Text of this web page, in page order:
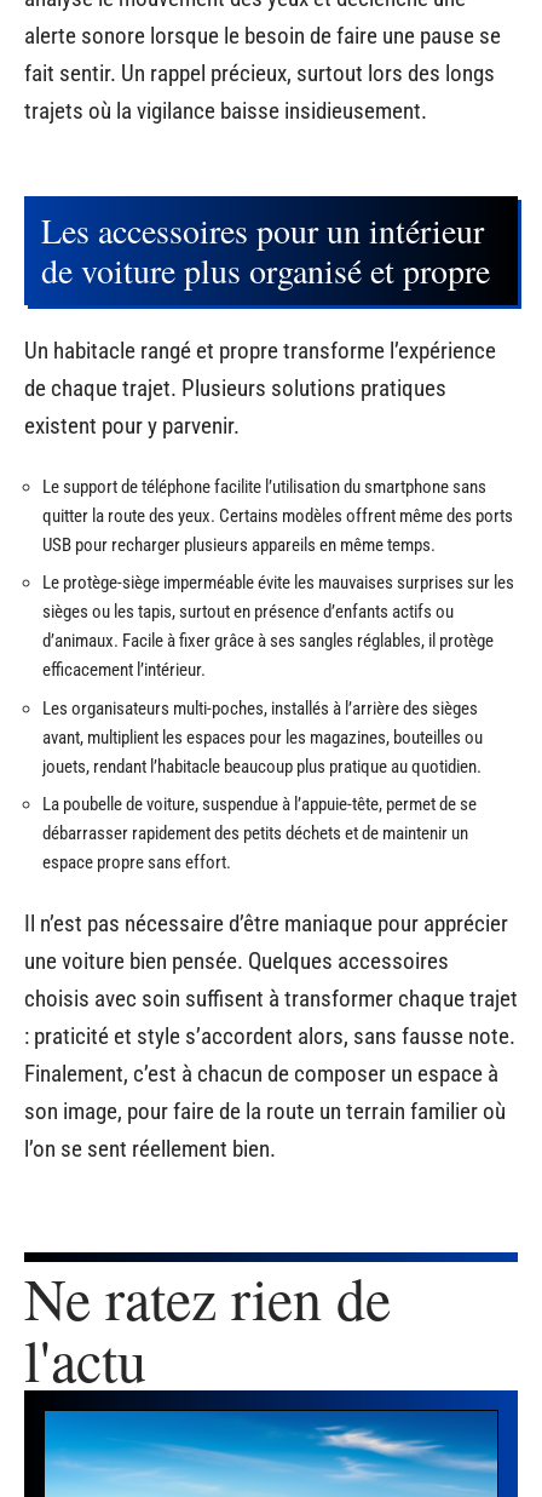
alerte sonore lorsque le besoin de faire une pause se
fait sentir. Un rappel précieux, surtout lors des longs
trajets où la vigilance baisse insidieusement.
Les accessoires pour un intérieur
de voiture plus organisé et propre
Un habitacle rangé et propre transforme l’expérience
de chaque trajet. Plusieurs solutions pratiques
existent pour y parvenir.
Le support de téléphone facilite l’utilisation du smartphone sans
quitter la route des yeux. Certains modèles offrent même des ports
USB pour recharger plusieurs appareils en même temps.
Le protège-siège imperméable évite les mauvaises surprises sur les
sièges ou les tapis, surtout en présence d’enfants actifs ou
d’animaux. Facile à fixer grâce à ses sangles réglables, il protège
efficacement l’intérieur.
Les organisateurs multi-poches, installés à l’arrière des sièges
avant, multiplient les espaces pour les magazines, bouteilles ou
jouets, rendant l’habitacle beaucoup plus pratique au quotidien.
La poubelle de voiture, suspendue à l’appuie-tête, permet de se
débarrasser rapidement des petits déchets et de maintenir un
espace propre sans effort.
Il n’est pas nécessaire d’être maniaque pour apprécier
une voiture bien pensée. Quelques accessoires
choisis avec soin suffisent à transformer chaque trajet
: praticité et style s’accordent alors, sans fausse note.
Finalement, c’est à chacun de composer un espace à
son image, pour faire de la route un terrain familier où
l’on se sent réellement bien.
Ne ratez rien de
l'actu